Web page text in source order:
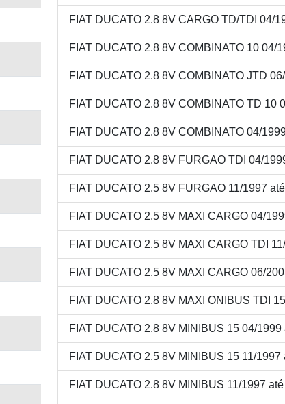
FIAT DUCATO 2.8 8V CARGO TD/TDI 04/
FIAT DUCATO 2.8 8V COMBINATO 10 04/
FIAT DUCATO 2.8 8V COMBINATO JTD
FIAT DUCATO 2.8 8V COMBINATO TD 10
FIAT DUCATO 2.8 8V COMBINATO 04/
FIAT DUCATO 2.8 8V FURGAO TDI 04/
FIAT DUCATO 2.5 8V FURGAO 11/1997
FIAT DUCATO 2.5 8V MAXI CARGO 04/
FIAT DUCATO 2.5 8V MAXI CARGO TDI
FIAT DUCATO 2.5 8V MAXI CARGO 06/
FIAT DUCATO 2.8 8V MAXI ONIBUS TDI
FIAT DUCATO 2.8 8V MINIBUS 15 04/1999
FIAT DUCATO 2.5 8V MINIBUS 15 11/1997
FIAT DUCATO 2.8 8V MINIBUS 11/1997